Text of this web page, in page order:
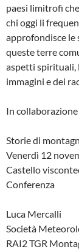
paesi limitrofi
chi oggi li
approfondisce le
queste terre
aspetti spirituali,
immagini e dei
In
Storie di
Venerdì 12
Castello
Conferenza
Luca Mercalli
Società
RAI2 TGR